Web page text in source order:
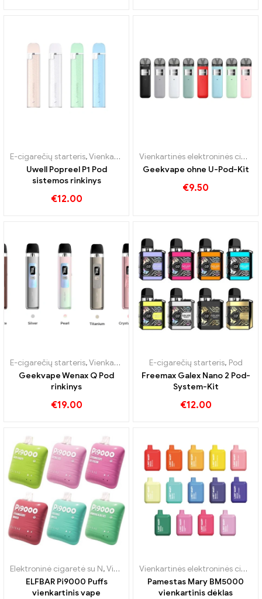
E-cigarečių starteris,Vienkartinė elektroninė cigaretė su nikotinu
Uwell Popreel P1 Pod
sistemos rinkinys
€12.00
Vienkartinės elektroninės cigaretės
Geekvape ohne U-Pod-Kit
€9.50
E-cigarečių starteris,Vienkartinės elektroninės cigaretės ,Pod
Geekvape Wenax Q Pod
rinkinys
€19.00
E-cigarečių starteris, Pod
Freemax Galex Nano 2 Pod-
System-Kit
€12.00
Elektroninė cigaretė su N,Vienkartinės elektroninės cigaretės ,Pod
ELFBAR Pi9000 Puffs
vienkartinis vape
Vienkartinės elektroninės cigaretės
Pamestas Mary BM5000
vienkartinis dėklas